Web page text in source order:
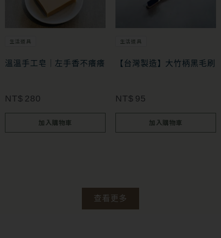
生活道具
溫溫手工皂｜左手香不癢癢
NT$ 280
加入購物車
生活道具
【台灣製造】大竹柄黑毛刷
NT$ 95
加入購物車
查看更多